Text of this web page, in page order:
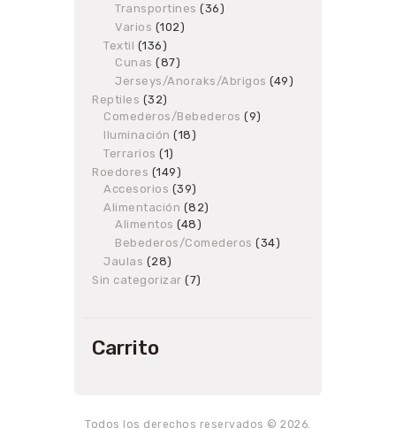
Transportines 3636
Varios 102102
Textil 136136
products
Cunas 8787
products
Jerseys/Anoraks/Abrigos 4949
Reptiles 3232
products
Comederos/Bebederos 99
Iluminación 1818
Terrarios 11
product
Roedores 149149
products
Accesorios 3939
products
Alimentación 8282
Alimentos 4848
products
Bebederos/Comederos 3434
Jaulas 2828
products
Sin categorizar 77
Carrito
Todos los derechos reservados © 2026.